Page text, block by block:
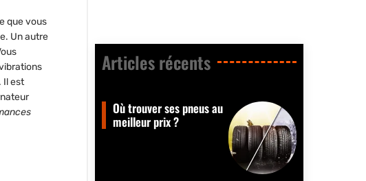
que vous
Un autre
Il est
Articles récents​
Où trouver ses pneus au
meilleur prix ?